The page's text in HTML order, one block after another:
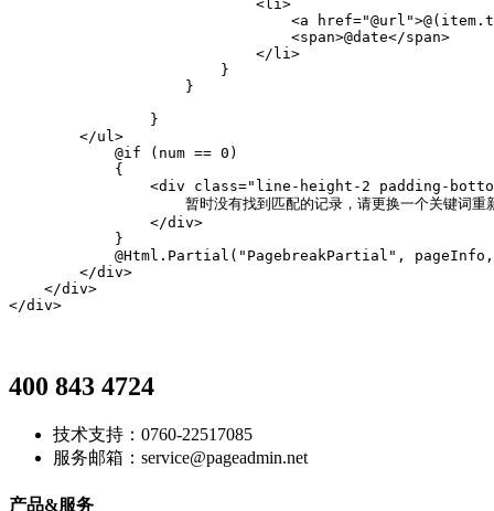
<li>
<a
<span>@date</span>
</li>
}
}
}
</ul>
@if (num == 0)
{
<div class="line-height-2 padding-bottom-20
暂时没有找到匹配的记录，请更换一个关键词重新
</div>
}
@Html.Partial("PagebreakPartial", pageInfo,
</div>
</div>
</div>
400 843 4724
技术支持：0760-22517085
服务邮箱：service@pageadmin.net
产品&服务